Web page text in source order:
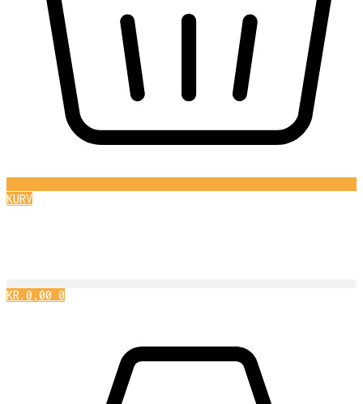
KURV
KR. 0,00 0